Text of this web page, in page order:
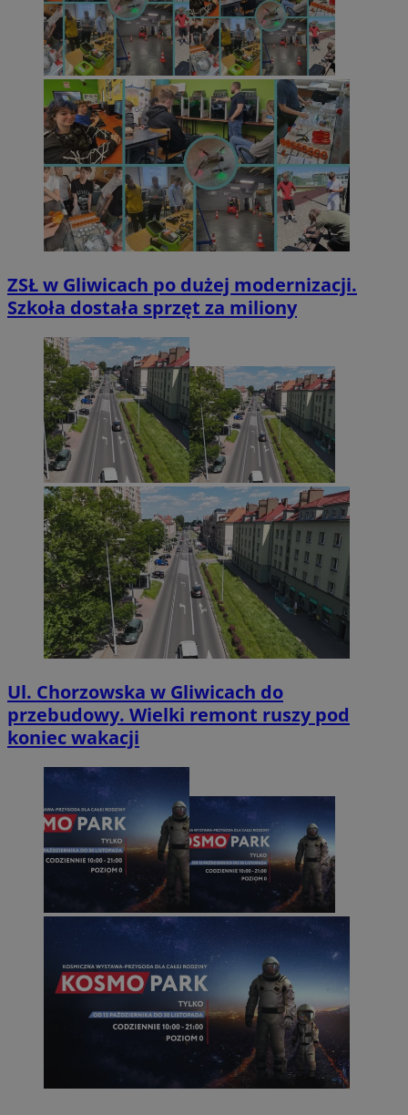
ZSŁ w Gliwicach po dużej modernizacji.
Szkoła dostała sprzęt za miliony
Ul. Chorzowska w Gliwicach do
przebudowy. Wielki remont ruszy pod
koniec wakacji